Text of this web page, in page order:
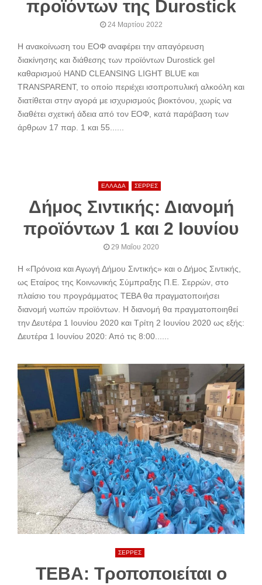
προϊόντων της Durostick
24 Μαρτίου 2022
Η ανακοίνωση του ΕΟΦ αναφέρει την απαγόρευση
διακίνησης και διάθεσης των προϊόντων Durostick gel
καθαρισμού HAND CLEANSING LIGHT BLUE και
TRANSPARENT, το οποίο περιέχει ισοπροπυλική αλκοόλη και
διατίθεται στην αγορά με ισχυρισμούς βιοκτόνου, χωρίς να
διαθέτει σχετική άδεια από τον ΕΟΦ, κατά παράβαση των
άρθρων 17 παρ. 1 και 55......
ΕΛΛΑΔΑ ΣΕΡΡΕΣ
Δήμος Σιντικής: Διανομή
προϊόντων 1 και 2 Ιουνίου
29 Μαΐου 2020
Η «Πρόνοια και Αγωγή Δήμου Σιντικής» και ο Δήμος Σιντικής,
ως Εταίρος της Κοινωνικής Σύμπραξης Π.Ε. Σερρών, στο
πλαίσιο του προγράμματος ΤΕΒΑ θα πραγματοποιήσει
διανομή νωπών προϊόντων. Η διανομή θα πραγματοποιηθεί
την Δευτέρα 1 Ιουνίου 2020 και Τρίτη 2 Ιουνίου 2020 ως εξής:
Δευτέρα 1 Ιουνίου 2020: Από τις 8:00......
ΣΕΡΡΕΣ
ΤΕΒΑ: Τροποποιείται ο